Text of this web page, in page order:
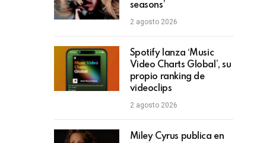
seasons’
2 agosto 2026
Spotify lanza ‘Music
Video Charts Global’, su
propio ranking de
videoclips
2 agosto 2026
Miley Cyrus publica en